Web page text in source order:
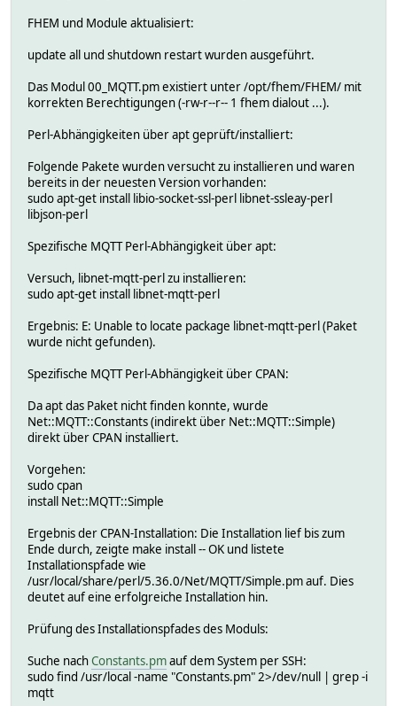
FHEM und Module aktualisiert:
update all und shutdown restart wurden ausgeführt.
Das Modul 00_MQTT.pm existiert unter /opt/fhem/FHEM/ mit
korrekten Berechtigungen (-rw-r--r-- 1 fhem dialout ...).
Perl-Abhängigkeiten über apt geprüft/installiert:
Folgende Pakete wurden versucht zu installieren und waren
bereits in der neuesten Version vorhanden:
sudo apt-get install libio-socket-ssl-perl libnet-ssleay-perl
libjson-perl
Spezifische MQTT Perl-Abhängigkeit über apt:
Versuch, libnet-mqtt-perl zu installieren:
sudo apt-get install libnet-mqtt-perl
Ergebnis: E: Unable to locate package libnet-mqtt-perl (Paket
wurde nicht gefunden).
Spezifische MQTT Perl-Abhängigkeit über CPAN:
Da apt das Paket nicht finden konnte, wurde
Net::MQTT::Constants (indirekt über Net::MQTT::Simple)
direkt über CPAN installiert.
Vorgehen:
sudo cpan
install Net::MQTT::Simple
Ergebnis der CPAN-Installation: Die Installation lief bis zum
Ende durch, zeigte make install -- OK und listete
Installationspfade wie
/usr/local/share/perl/5.36.0/Net/MQTT/Simple.pm auf. Dies
deutet auf eine erfolgreiche Installation hin.
Prüfung des Installationspfades des Moduls:
Suche nachConstants.pmauf dem System per SSH:
sudo find /usr/local -name "Constants.pm" 2>/dev/null | grep -i
mqtt